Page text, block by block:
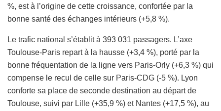
%, est à l’origine de cette croissance, confortée par la
bonne santé des échanges intérieurs (+5,8 %).
Le trafic national s’établit à 393 031 passagers. L’axe
Toulouse-Paris repart à la hausse (+3,4 %), porté par la
bonne fréquentation de la ligne vers Paris-Orly (+6,3 %) qui
compense le recul de celle sur Paris-CDG (-5 %). Lyon
conforte sa place de seconde destination au départ de
Toulouse, suivi par Lille (+35,9 %) et Nantes (+17,5 %), au